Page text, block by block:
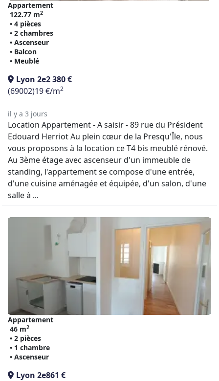
Appartement
122.77 m2
• 4 pièces
• 2 chambres
• Ascenseur
• Balcon
• Meublé
Lyon 2e2 380 €
(69002)19 €/m2
il y a 3 jours
Location Appartement - A saisir - 89 rue du Président
Edouard Herriot Au plein cœur de la Presqu'Île, nous
vous proposons à la location ce T4 bis meublé rénové.
Au 3ème étage avec ascenseur d'un immeuble de
standing, l'appartement se compose d'une entrée,
d'une cuisine aménagée et équipée, d'un salon, d'une
salle à ...
Appartement
46 m2
• 2 pièces
• 1 chambre
• Ascenseur
Lyon 2e861 €